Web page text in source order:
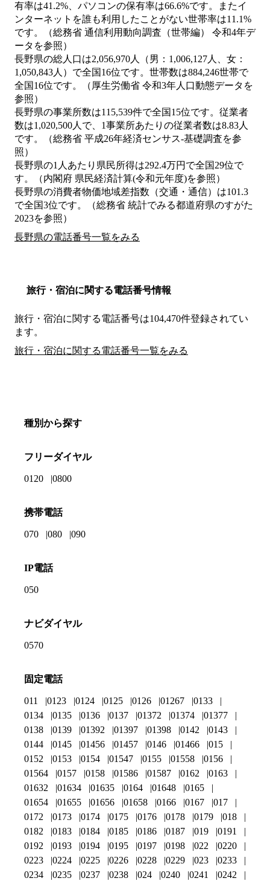
有率は41.2%、パソコンの保有率は66.6%です。またイ
ンターネットを誰も利用したことがない世帯率は11.1%
です。（総務省 通信利用動向調査（世帯編） 令和4年デ
ータを参照）
長野県の総人口は2,056,970人（男：1,006,127人、女：
1,050,843人）で全国16位です。世帯数は884,246世帯で
全国16位です。（厚生労働省 令和3年人口動態データを
参照）
長野県の事業所数は115,539件で全国15位です。従業者
数は1,020,500人で、1事業所あたりの従業者数は8.83人
です。（総務省 平成26年経済センサス‐基礎調査を参
照）
長野県の1人あたり県民所得は292.4万円で全国29位で
す。（内閣府 県民経済計算(令和元年度)を参照）
長野県の消費者物価地域差指数（交通・通信）は101.3
で全国3位です。（総務省 統計でみる都道府県のすがた
2023を参照）
長野県の電話番号一覧をみる
旅行・宿泊に関する電話番号情報
旅行・宿泊に関する電話番号は104,470件登録されてい
ます。
旅行・宿泊に関する電話番号一覧をみる
種別から探す
フリーダイヤル
0120 0800
携帯電話
070 080 090
IP電話
050
ナビダイヤル
0570
固定電話
011 0123 0124 0125 0126 01267
0133
0134
0135 0136 0137 01372 01374
01377
0138
0139 01392 01397 01398 0142
0143
0144
0145 01456 01457 0146 01466
015
0152
0153 0154 01547 0155 01558
0156
01564
0157 0158 01586 01587 0162
0163
01632
01634 01635 0164 01648
0165
01654
01655 01656 01658 0166 0167
017
0172
0173 0174 0175 0176 0178 0179
018
0182
0183 0184 0185 0186 0187 019
0191
0192
0193 0194 0195 0197 0198 022
0220
0223
0224 0225 0226 0228 0229 023
0233
0234
0235 0237 0238 024 0240 0241 0242